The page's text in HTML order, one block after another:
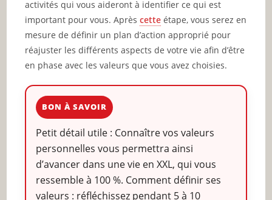
activités qui vous aideront à identifier ce qui est
important pour vous. Aprèscette étape, vous serez en
mesure de définir un plan d’action approprié pour
réajuster les différents aspects de votre vie afin d’être
en phase avec les valeurs que vous avez choisies.
BON À SAVOIR
Petit détail utile : Connaître vos valeurs
personnelles vous permettra ainsi
d’avancer dans une vie en XXL, qui vous
ressemble à 100 %. Comment définir ses
valeurs : réfléchissez pendant 5 à 10